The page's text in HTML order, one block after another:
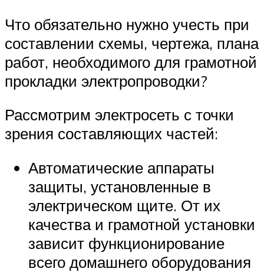
Что обязательно нужно учесть при
составлении схемы, чертежа, плана
работ, необходимого для грамотной
прокладки электропроводки?
Рассмотрим электросеть с точки
зрения составляющих частей:
Автоматические аппараты
защиты, установленные в
электрическом щите. От их
качества и грамотной установки
зависит функционирование
всего домашнего оборудования